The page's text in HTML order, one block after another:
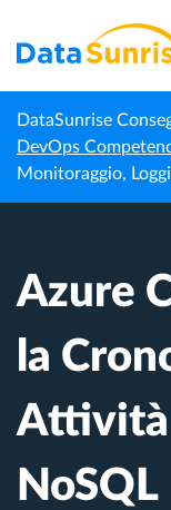
DataSunrise
DevOps
Monitoraggio,
Homepage
Centro di
Conoscenza
Azure
la
Attività
NoSQL